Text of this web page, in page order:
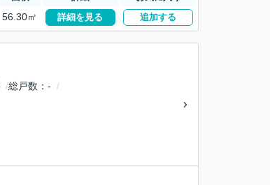
56.30㎡ 詳細を見る 追加する
総戸数
-